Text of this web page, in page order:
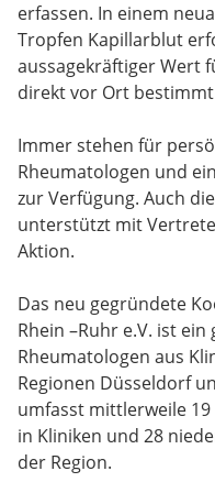
erfassen. In einem
Tropfen Kapillarblut
aussagekräftiger Wert
direkt vor Ort
Immer stehen für
Rheumatologen und
zur Verfügung. Auch
unterstützt mit
Aktion.
Das neu gegründete
Rhein –Ruhr e.V. ist
Rheumatologen aus
Regionen Düsseldorf
umfasst mittlerweile
in Kliniken und 28
der Region.